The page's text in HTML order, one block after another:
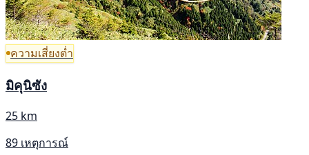
ความเสี่ยงต่ำ
มิคุนิซัง
25 km
89 เหตุการณ์